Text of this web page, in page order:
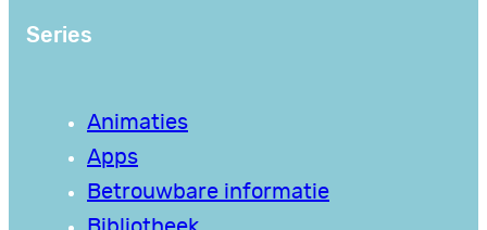
Series
Animaties
Apps
Betrouwbare informatie